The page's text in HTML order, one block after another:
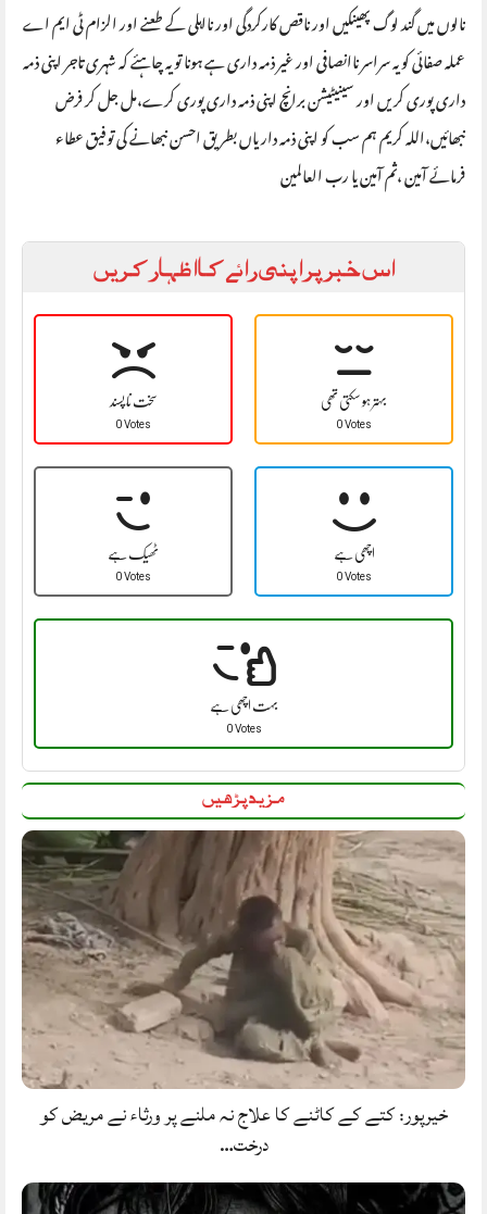
نالوں میں گند لوگ پھینکیں اور ناقص کارکردگی اور نااہلی کے طعنے اور الزام ٹی ایم اے
عملہ صفائی کو یہ سراسر ناانصافی اور غیر ذمہ داری ہے ہونا تو یہ چاہئے کہ شہری تاجر اپنی ذمہ
داری پوری کریں اور سینیٹیشن برانچ اپنی ذمہ داری پوری کرے،مل جل کر فرض
نبھائیں،اللہ کریم ہم سب کو اپنی ذمہ داریاں بطریق احسن نبھانے کی توفیق عطاء
فرمائے آمین ،ثم آمین یا رب العالمین
اس خبر پر اپنی رائے کا اظہار کریں
سخت نا پسند
0 Votes
بہتر ہو سکتی تھی
0 Votes
ٹھیک ہے
0 Votes
اچھی ہے
0 Votes
بہت اچھی ہے
0 Votes
مزید پڑھیں
خیرپور: کتے کے کاٹنے کا علاج نہ ملنے پر ورثاء نے مریض کو
درخت…